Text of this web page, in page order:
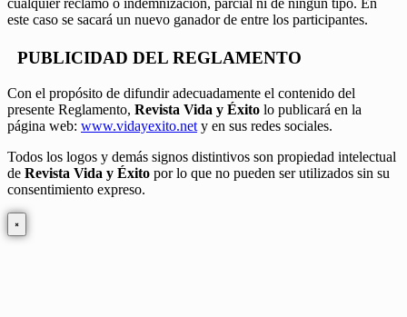
cualquier reclamo o indemnización, parcial ni de ningún tipo. En
este caso se sacará un nuevo ganador de entre los participantes.
PUBLICIDAD DEL REGLAMENTO
Con el propósito de difundir adecuadamente el contenido del
presente Reglamento, Revista Vida y Éxito lo publicará en la
página web: www.vidayexito.net y en sus redes sociales.
Todos los logos y demás signos distintivos son propiedad intelectual
de Revista Vida y Éxito por lo que no pueden ser utilizados sin su
consentimiento expreso.
×